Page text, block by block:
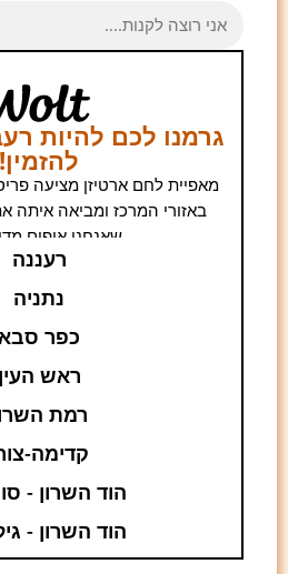
גרמנו לכם להיות
להזמין!
מאפיית לחם ארטיזן מציעה
באזורי המרכז ומביאה איתה
שאנחנו אופים
רעננה
נתניה
כפר
ראש העין
רמת
קדימה-
הוד השרון -
הוד השרון -